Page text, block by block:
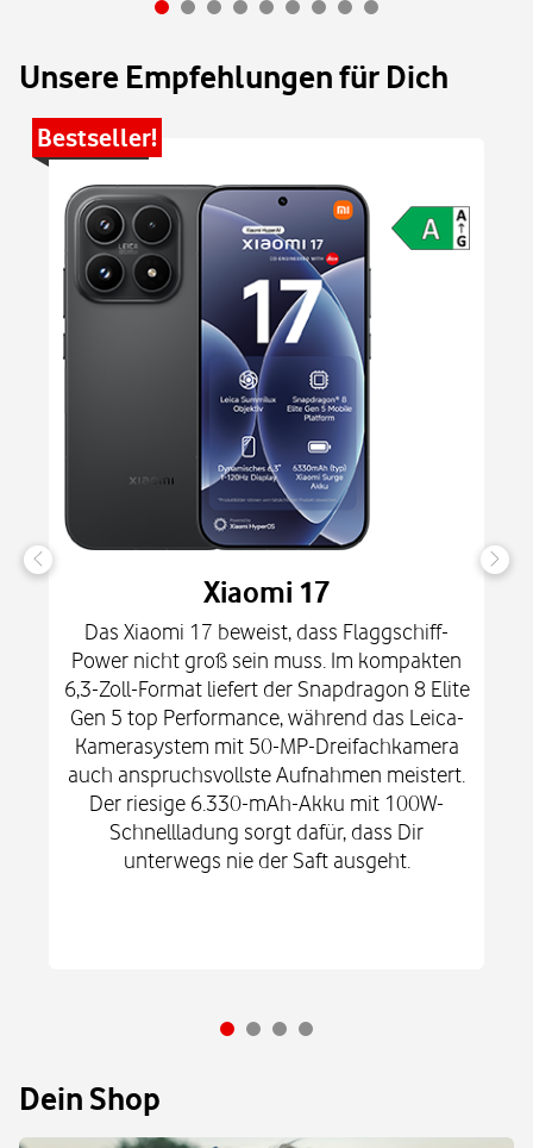
Unsere Empfehlungen für Dich
Bestseller!
Xiaomi 17
Das Xiaomi 17 beweist, dass Flaggschiff-
Power nicht groß sein muss. Im kompakten
6,3-Zoll-Format liefert der Snapdragon 8 Elite
Gen 5 top Performance, während das Leica-
Kamerasystem mit 50-MP-Dreifachkamera
auch anspruchsvollste Aufnahmen meistert.
Der riesige 6.330-mAh-Akku mit 100W-
Schnellladung sorgt dafür, dass Dir
unterwegs nie der Saft ausgeht.
Dein Shop